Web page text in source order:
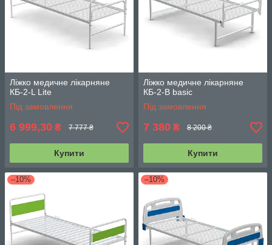
Ліжко медичне лікарняне
КБ-2-L Lite
Під замовлення
6 999,30 ₴ 7 777 ₴
Купити
Ліжко медичне лікарняне
КБ-2-В basic
Під замовлення
7 380 ₴ 8 200 ₴
Купити
–10% –10%